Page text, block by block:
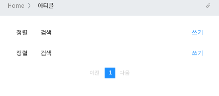
Home 아티클
정렬 검색 쓰기
정렬 검색 쓰기
이전 1 다음